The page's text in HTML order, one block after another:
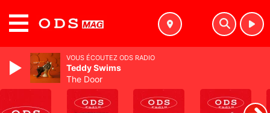
VOUS ÉCOUTEZ ODS RADIO
Teddy Swims
The Door